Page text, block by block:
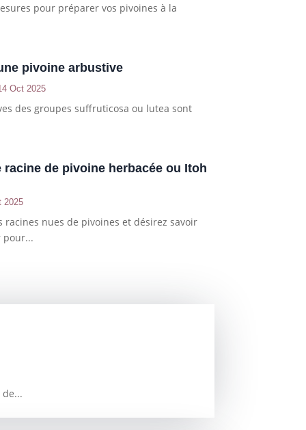
pour préparer vos pivoines à la
pivoine arbustive
Oct 2025
des groupes suffruticosa ou lutea sont
racine de pivoine herbacée ou Itoh
2025
racines nues de pivoines et désirez savoir
pour...